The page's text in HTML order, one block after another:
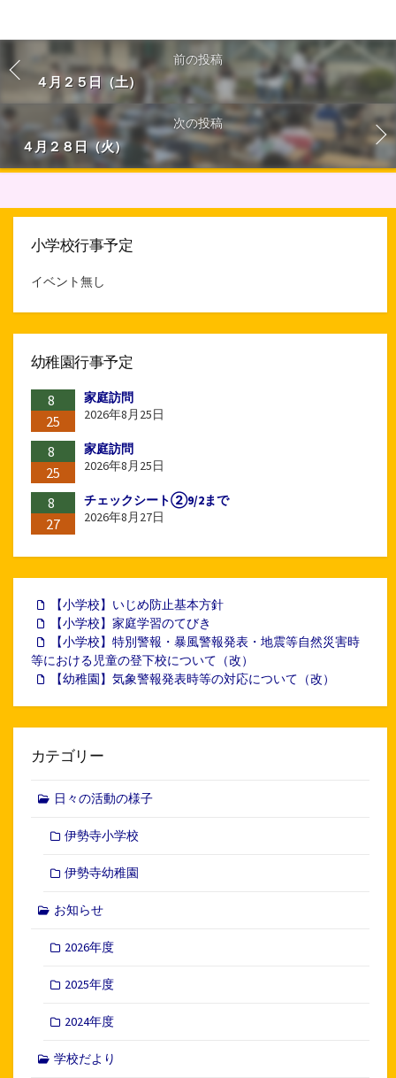
前の投稿
４月２５日（土）
次の投稿
４月２８日（火）
小学校行事予定
イベント無し
幼稚園行事予定
8
25
家庭訪問
2026年8月25日
8
25
家庭訪問
2026年8月25日
8
27
チェックシート②9/2まで
2026年8月27日
【小学校】いじめ防止基本方針
【小学校】家庭学習のてびき
【小学校】特別警報・暴風警報発表・地震等自然災害時
等における児童の登下校について（改）
【幼稚園】気象警報発表時等の対応について（改）
カテゴリー
日々の活動の様子
伊勢寺小学校
伊勢寺幼稚園
お知らせ
2026年度
2025年度
2024年度
学校だより